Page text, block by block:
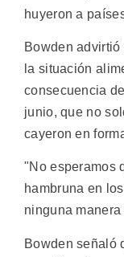
huyeron a
Bowden
la situación
consecuencia
junio, que no
cayeron en
"No esperamos
hambruna en
ninguna
Bowden señaló